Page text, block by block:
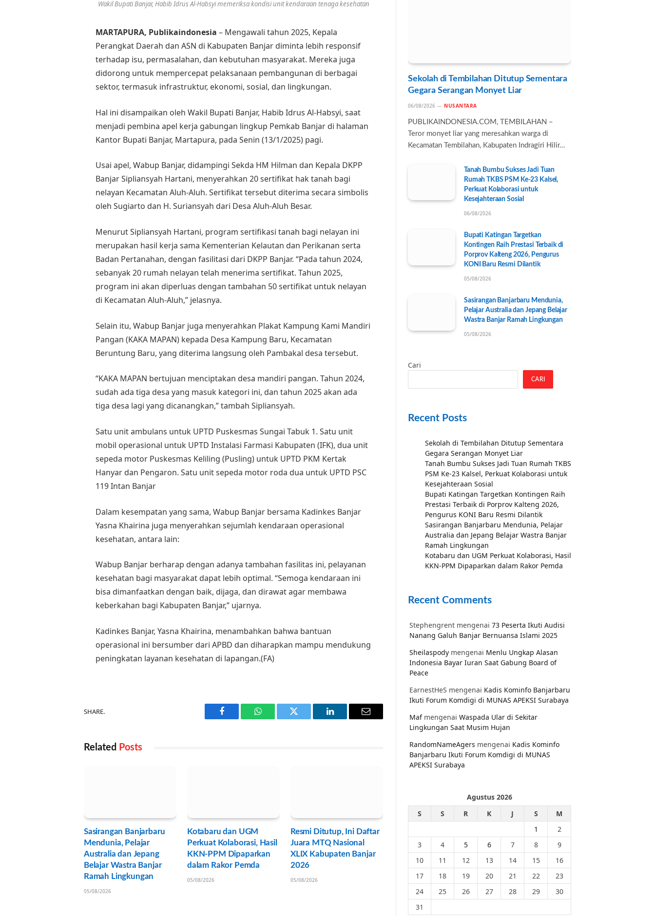
Wakil Bupati Banjar, Habib Idrus Al-Habsyi memeriksa kondisi unit kendaraan tenaga kesehatan
MARTAPURA, Publikaindonesia – Mengawali tahun 2025, Kepala
Perangkat Daerah dan ASN di Kabupaten Banjar diminta lebih responsif
terhadap isu, permasalahan, dan kebutuhan masyarakat. Mereka juga
didorong untuk mempercepat pelaksanaan pembangunan di berbagai
sektor, termasuk infrastruktur, ekonomi, sosial, dan lingkungan.
Hal ini disampaikan oleh Wakil Bupati Banjar, Habib Idrus Al-Habsyi, saat
menjadi pembina apel kerja gabungan lingkup Pemkab Banjar di halaman
Kantor Bupati Banjar, Martapura, pada Senin (13/1/2025) pagi.
Usai apel, Wabup Banjar, didampingi Sekda HM Hilman dan Kepala DKPP
Banjar Sipliansyah Hartani, menyerahkan 20 sertifikat hak tanah bagi
nelayan Kecamatan Aluh-Aluh. Sertifikat tersebut diterima secara simbolis
oleh Sugiarto dan H. Suriansyah dari Desa Aluh-Aluh Besar.
Menurut Sipliansyah Hartani, program sertifikasi tanah bagi nelayan ini
merupakan hasil kerja sama Kementerian Kelautan dan Perikanan serta
Badan Pertanahan, dengan fasilitasi dari DKPP Banjar. “Pada tahun 2024,
sebanyak 20 rumah nelayan telah menerima sertifikat. Tahun 2025,
program ini akan diperluas dengan tambahan 50 sertifikat untuk nelayan
di Kecamatan Aluh-Aluh,” jelasnya.
Selain itu, Wabup Banjar juga menyerahkan Plakat Kampung Kami Mandiri
Pangan (KAKA MAPAN) kepada Desa Kampung Baru, Kecamatan
Beruntung Baru, yang diterima langsung oleh Pambakal desa tersebut.
“KAKA MAPAN bertujuan menciptakan desa mandiri pangan. Tahun 2024,
sudah ada tiga desa yang masuk kategori ini, dan tahun 2025 akan ada
tiga desa lagi yang dicanangkan,” tambah Sipliansyah.
Satu unit ambulans untuk UPTD Puskesmas Sungai Tabuk 1. Satu unit
mobil operasional untuk UPTD Instalasi Farmasi Kabupaten (IFK), dua unit
sepeda motor Puskesmas Keliling (Pusling) untuk UPTD PKM Kertak
Hanyar dan Pengaron. Satu unit sepeda motor roda dua untuk UPTD PSC
119 Intan Banjar
Dalam kesempatan yang sama, Wabup Banjar bersama Kadinkes Banjar
Yasna Khairina juga menyerahkan sejumlah kendaraan operasional
kesehatan, antara lain:
Wabup Banjar berharap dengan adanya tambahan fasilitas ini, pelayanan
kesehatan bagi masyarakat dapat lebih optimal. “Semoga kendaraan ini
bisa dimanfaatkan dengan baik, dijaga, dan dirawat agar membawa
keberkahan bagi Kabupaten Banjar,” ujarnya.
Kadinkes Banjar, Yasna Khairina, menambahkan bahwa bantuan
operasional ini bersumber dari APBD dan diharapkan mampu mendukung
peningkatan layanan kesehatan di lapangan.(FA)
SHARE.
Facebook WhatsAppTwitter LinkedIn Email
Related Posts
Sasirangan Banjarbaru
Mendunia, Pelajar
Australia dan Jepang
Belajar Wastra Banjar
Ramah Lingkungan
05/08/2026
Kotabaru dan UGM
Perkuat Kolaborasi, Hasil
KKN-PPM Dipaparkan
dalam Rakor Pemda
05/08/2026
Resmi Ditutup, Ini Daftar
Juara MTQ Nasional
XLIX Kabupaten Banjar
2026
05/08/2026
Sekolah di Tembilahan Ditutup Sementara
Gegara Serangan Monyet Liar
06/08/2026 NUSANTARA
PUBLIKAINDONESIA.COM, TEMBILAHAN –
Teror monyet liar yang meresahkan warga di
Kecamatan Tembilahan, Kabupaten Indragiri Hilir…
Tanah Bumbu Sukses Jadi Tuan
Rumah TKBS PSM Ke-23 Kalsel,
Perkuat Kolaborasi untuk
Kesejahteraan Sosial
06/08/2026
Bupati Katingan Targetkan
Kontingen Raih Prestasi Terbaik di
Porprov Kalteng 2026, Pengurus
KONI Baru Resmi Dilantik
05/08/2026
Sasirangan Banjarbaru Mendunia,
Pelajar Australia dan Jepang Belajar
Wastra Banjar Ramah Lingkungan
05/08/2026
Cari
CARI
Recent Posts
Sekolah di Tembilahan Ditutup Sementara
Gegara Serangan Monyet Liar
Tanah Bumbu Sukses Jadi Tuan Rumah TKBS
PSM Ke-23 Kalsel, Perkuat Kolaborasi untuk
Kesejahteraan Sosial
Bupati Katingan Targetkan Kontingen Raih
Prestasi Terbaik di Porprov Kalteng 2026,
Pengurus KONI Baru Resmi Dilantik
Sasirangan Banjarbaru Mendunia, Pelajar
Australia dan Jepang Belajar Wastra Banjar
Ramah Lingkungan
Kotabaru dan UGM Perkuat Kolaborasi, Hasil
KKN-PPM Dipaparkan dalam Rakor Pemda
Recent Comments
Stephengrent mengenai 73 Peserta Ikuti Audisi
Nanang Galuh Banjar Bernuansa Islami 2025
Sheilaspody mengenai Menlu Ungkap Alasan
Indonesia Bayar Iuran Saat Gabung Board of
Peace
EarnestHeS mengenai Kadis Kominfo Banjarbaru
Ikuti Forum Komdigi di MUNAS APEKSI Surabaya
Mafmengenai Waspada Ular di Sekitar
Lingkungan Saat Musim Hujan
RandomNameAgers mengenai Kadis Kominfo
Banjarbaru Ikuti Forum Komdigi di MUNAS
APEKSI Surabaya
Agustus 2026
S
S R K J S
M
1
2
3
4 5 6 7 8
9
10
11 12 13 14 15
16
17
18 19 20 21 22
23
24
25 26 27 28 29
30
31